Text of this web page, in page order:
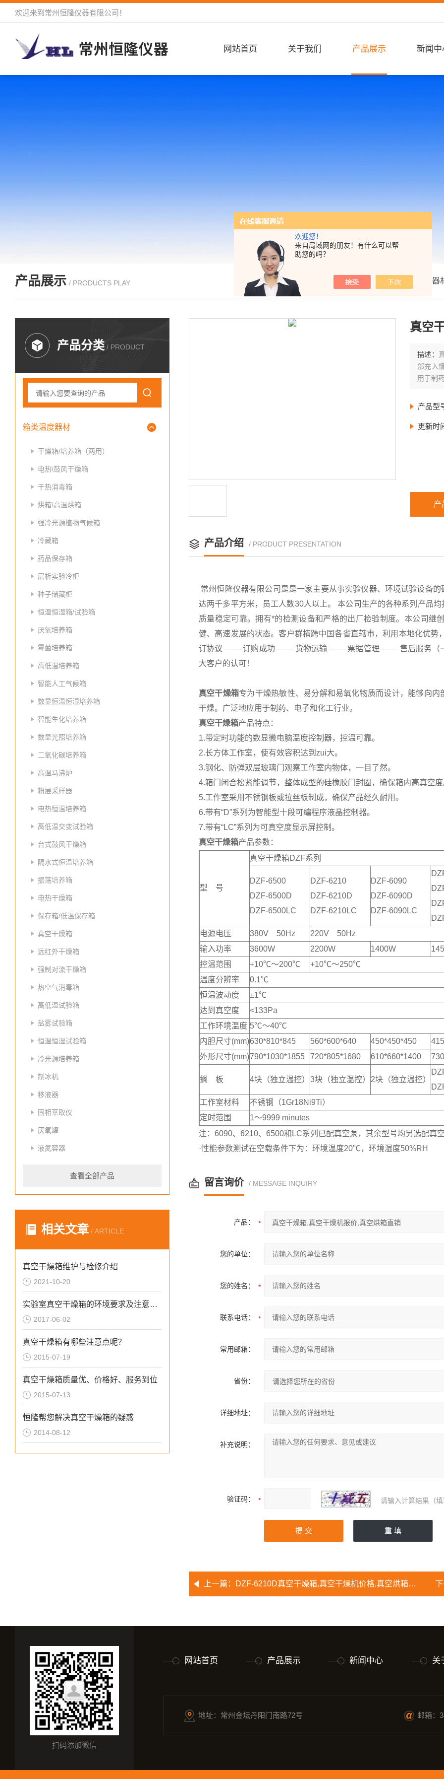
欢迎您！
来自局域网的朋友！有什么可以帮
助您的吗？
欢迎来到 常州恒隆仪器有限公司 ！
网站首页 关于我们 产品展示 新闻中
产品展示 / PRODUCTS PLAY 我的位置： >产品展示>箱类温度器
产品分类 / PRODUCT
箱类温度器材
干燥箱/培养箱（两用）
电热\鼓风干燥箱
干热消毒箱
烘箱\高温烘箱
强冷光源植物气候箱
冷藏箱
药品保存箱
层析实验冷柜
种子储藏柜
恒温恒湿箱/试验箱
厌氧培养箱
霉菌培养箱
高低温培养箱
智能人工气候箱
数显恒温恒湿培养箱
智能生化培养箱
数显光照培养箱
二氧化碳培养箱
高温马沸炉
粉层采样器
电热恒温培养箱
高低温交变试验箱
台式鼓风干燥箱
隔水式恒温培养箱
振荡培养箱
电热干燥箱
保存箱/低温保存箱
真空干燥箱
远红外干燥箱
强制对流干燥箱
热空气消毒箱
高低温试验箱
盐雾试验箱
恒温恒湿试验箱
冷光源培养箱
制冰机
移液器
固相萃取仪
厌氧罐
液氮容器
查看全部产品
相关文章 / ARTICLE
真空干燥箱维护与检修介绍
2021-10-20
实验室真空干燥箱的环境要求及注意事项
2017-06-02
真空干燥箱有哪些注意点呢？
2015-07-19
真空干燥箱质量优、价格好、服务到位
2015-07-13
恒隆帮您解决真空干燥箱的疑惑
2014-08-12
真空
描述：
部充入
用于制
产品型
更新时
产
产品介绍 / PRODUCT PRESENTATION
常州恒隆仪器有限公司是是一家主要从事实验仪器、环境试验设备
达两千多平方米，员工人数30人以上。 本公司生产的各种系列产品
质量稳定可靠。拥有*的检测设备和严格的出厂检验制度。本公司继
健、高速发展的状态。客户群横跨中国各省直辖市，利用本地化优
订协议 —— 订购成功 —— 货物运输 —— 票据管理 —— 售后服务（一
大客户的认可！
真空干燥箱专为干燥热敏性、易分解和易氧化物质而设计，能够向
干燥。广泛地应用于制药、电子和化工行业。
真空干燥箱产品特点：
1.带定时功能的数显微电脑温度控制器，控温可靠。
2.长方体工作室，使有效容积达到zui大。
3.钢化、防弹双层玻璃门观察工作室内物体，一目了然。
4.箱门闭合松紧能调节，整体成型的硅橡胶门封圈，确保箱内高真空
5.工作室采用不锈钢板或拉丝板制成，确保产品经久耐用。
6.带有“D”系列为智能型十段可编程序液晶控制器。
7.带有“LC”系列为可真空度显示屏控制。
真空干燥箱产品参数：
型 号
真空干燥箱DZF系列
DZF-6500
DZF-6500D
DZF-6500LC
DZF-6210
DZF-6210D
DZF-6210LC
DZF-6090
DZF-6090D
DZF-6090LC
电源电压
380V 50Hz
220V 50Hz
输入功率
3600W 2200W 1400W
控温范围
+10℃～200℃
+10℃～250℃
温度分辨率
0.1℃
恒温波动度
±1℃
达到真空度
<133Pa
工作环境温度 5℃～40℃
内胆尺寸(mm)630*810*845 560*600*640 450*450*450
外形尺寸(mm)790*1030*1855 720*805*1680 610*660*1400
搁 板 4块（独立温控） 3块（独立温控） 2块（独立温控）
工作室材料
不锈钢（1Gr18Ni9Ti）
定时范围
1～9999 minutes
注：6090、6210、6500和LC系列已配真空泵，其余型号均另选配真
·性能参数测试在空载条件下为：环境温度20℃，环境湿度50%RH
留言询价 / MESSAGE INQUIRY
产品：
您的单位：
您的姓名：
联系电话：
常用邮箱：
省份：
详细地址：
补充说明：
验证码： 请输入计算结果（
上一篇： DZF-6210D真空干燥箱,真空干燥机价格,真空烘箱直销
扫码添加微信
网站首页 产品展示 新闻中心 关
地址：常州金坛丹阳门南路72号 邮箱：